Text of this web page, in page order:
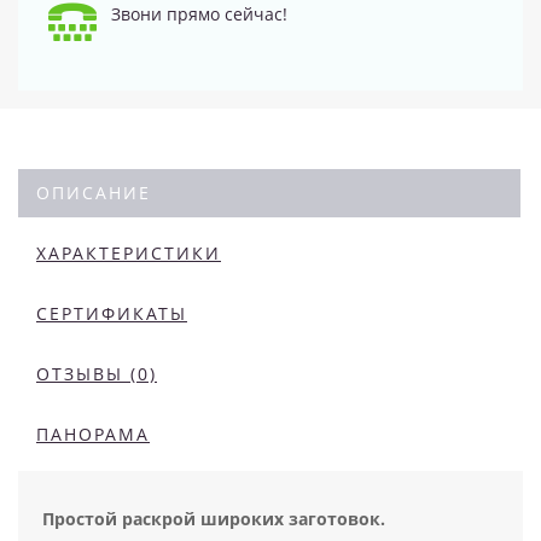
Звони прямо сейчас!
ОПИСАНИЕ
ХАРАКТЕРИСТИКИ
СЕРТИФИКАТЫ
ОТЗЫВЫ (0)
ПАНОРАМА
Простой раскрой широких заготовок.